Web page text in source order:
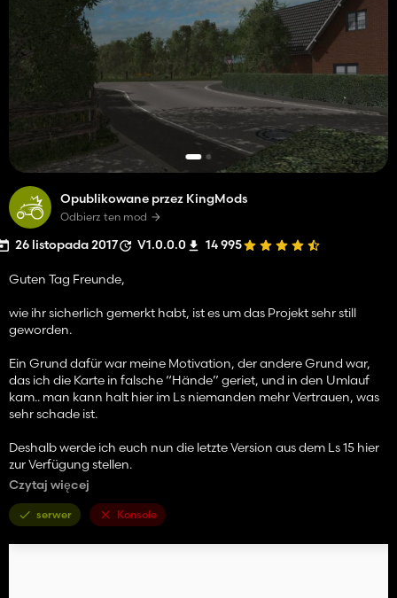
Opublikowane przez KingMods
Odbierz ten mod
26 listopada 2017 V1.0.0.0 14 995
Guten Tag Freunde,
wie ihr sicherlich gemerkt habt, ist es um das Projekt sehr still
geworden.
Ein Grund dafür war meine Motivation, der andere Grund war,
das ich die Karte in falsche “Hände” geriet, und in den Umlauf
kam.. man kann halt hier im Ls niemanden mehr Vertrauen, was
sehr schade ist.
Deshalb werde ich euch nun die letzte Version aus dem Ls 15 hier
zur Verfügung stellen.
Privat könnt ihr sie euch gerne Fertig bauen und/oder für Ls 17
konvertieren, das ist euch überlassen.
Aber ich möchte nicht das sie konvertiert wird, und auf den
Czytaj więcej
serwer Konsole